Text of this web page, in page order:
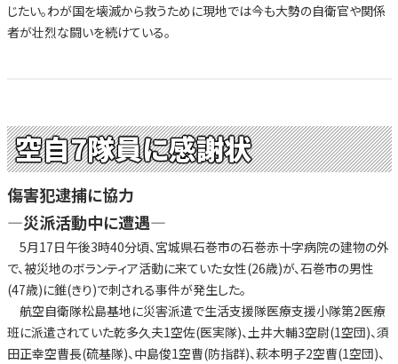
じたい。わが国を壊滅から救うために現地では今も大勢の自衛官や関係
者が壮烈な闘いを続けている。
空自7隊員に感謝状
傷害犯逮捕に協力
—災派活動中に遭遇—
5月17日午後3時40分頃、宮城県石巻市の石巻赤十字病院の建物の外
で、被災地のボランティア活動に来ていた女性(26歳)が、石巻市の男性
(47歳)に錐(きり)で刺される事件が発生した。
航空自衛隊松島基地に災害派遣で生活支援隊医療支援小隊第2医療
班に派遣されていた乾多久夫1空佐(医実隊)、土井大輔3空尉(1空団)、須
田正幸空曹長(硫基隊)、中島俊1空曹(防指群)、萩本明子2空曹(1空団)、